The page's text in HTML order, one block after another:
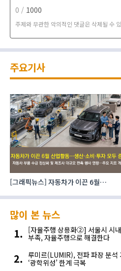
0 / 1000
주제와 무관한 악의적인 댓글은 삭제될 수
주요기사
[그래픽뉴스] 자동차가 이끈 6월
많이 본 뉴스
[자율주행 상용화②] 서울시 시
부족, 자율주행으로 해결한다
루미르(LUMIR), 전파 파장 분석
‘광학위성’ 한계 극복